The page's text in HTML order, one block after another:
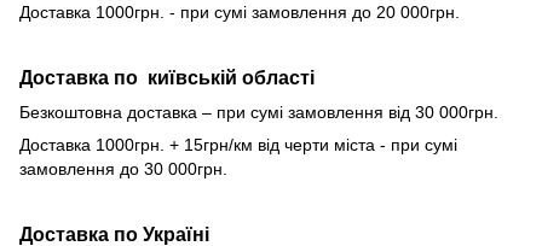
Доставка 1000грн. - при сумі замовлення до 20 000грн.
Доставка по київській області
Безкоштовна доставка – при сумі замовлення від 30 000грн.
Доставка 1000грн. + 15грн/км від черти міста - при сумі
замовлення до 30 000грн.
Доставка по Україні